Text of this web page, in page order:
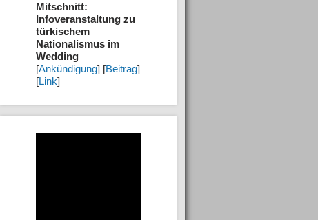
Mitschnitt:
Infoveranstaltung zu
türkischem
Nationalismus im
Wedding
[Ankündigung] [Beitrag]
[Link]